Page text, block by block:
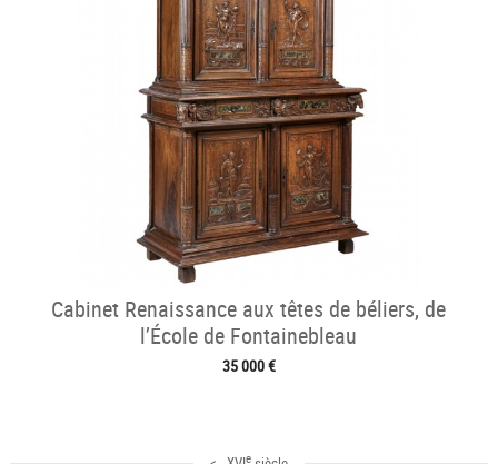
Cabinet Renaissance aux têtes de béliers, de
l’École de Fontainebleau
35 000 €
e